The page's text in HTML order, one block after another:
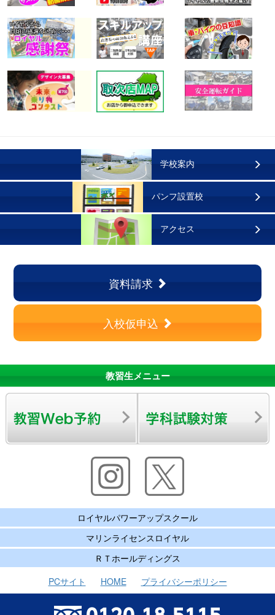
学校案内
パンフ設置校
アクセス
資料請求
入校仮申込
教習生メニュー
ロイヤルパワーアップスクール
マリンライセンスロイヤル
ＲＴホールディングス
PCサイト
HOME プライバシーポリシー